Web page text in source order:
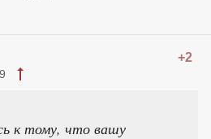
+2
к тому, что вашу